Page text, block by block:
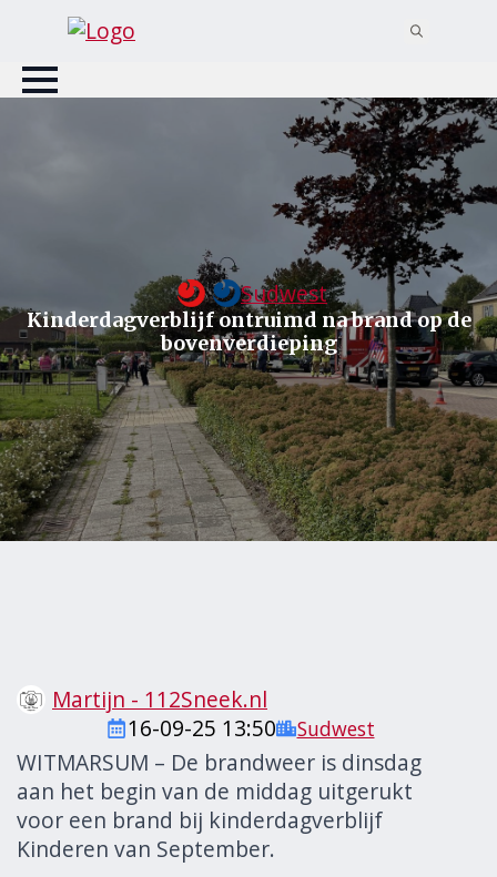
Sudwest
Kinderdagverblijf ontruimd na brand op de
bovenverdieping
Martijn - 112Sneek.nl
16-09-25 13:50
Sudwest
WITMARSUM – De brandweer is dinsdag
aan het begin van de middag uitgerukt
voor een brand bij kinderdagverblijf
Kinderen van September.